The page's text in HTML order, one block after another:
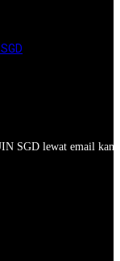
SGD lewat email